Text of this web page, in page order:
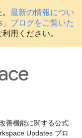
最新の情報につい
ブログをご覧いた
用ください。
善機能に関する公式
Updates ブロ